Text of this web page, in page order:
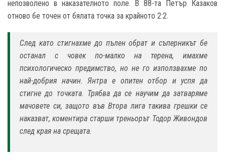
непозволено в наказателното поле. В 88-та Петър Казаков
отново бе точен от бялата точка за крайното 2:2.
След като стигнахме до пълен обрат и съперникът бе
останал с човек по-малко на терена, имахме
психологическо предимство, но не го използвахме по
най-добрия начин. Янтра е опитен отбор и успя да
стигне до точката. Трябва да се научим да затваряме
мачовете си, защото във Втора лига такива грешки се
наказват, коментира старши треньорът Тодор Живондов
след края на срещата.